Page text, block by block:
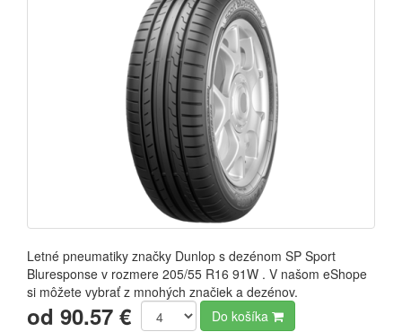
Letné pneumatiky značky Dunlop s dezénom SP Sport
Bluresponse v rozmere 205/55 R16 91W . V našom eShope
si môžete vybrať z mnohých značiek a dezénov.
od 90.57 € Do košíka